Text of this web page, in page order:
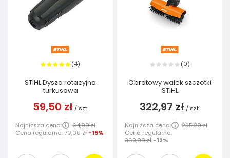
(4)
STIHL Dysza rotacyjna
turkusowa
59,50 zł / szt.
Najniższa cena:
64,00 zł
Cena regularna:70,00 zł -15%
(0)
Obrotowy wałek szczotki
STIHL
322,97 zł / szt.
Najniższa cena:
295,20 zł
Cena regularna:
369,00 zł -12%